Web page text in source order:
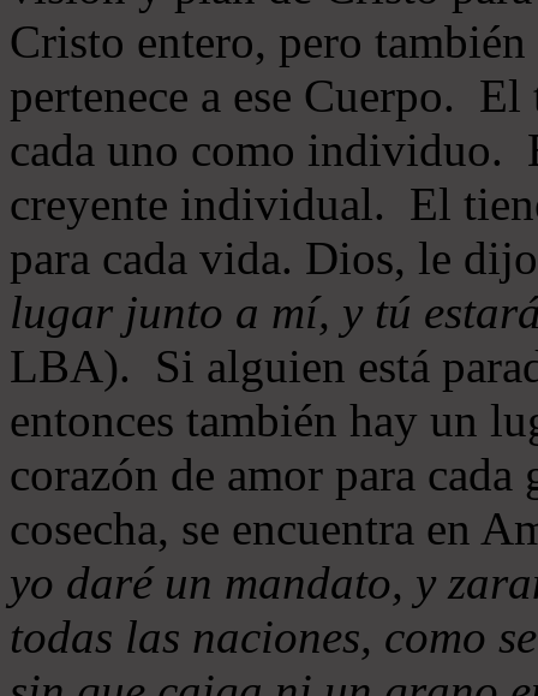
Cristo entero, pero
pertenece a ese Cuerpo.
cada uno como individuo.
creyente individual. El
para cada vida. Dios, le
lugar junto a mí, y tú
LBA). Si alguien está
entonces también hay un
corazón de amor para
cosecha, se encuentra en
yo daré un mandato, y
todas las naciones, como